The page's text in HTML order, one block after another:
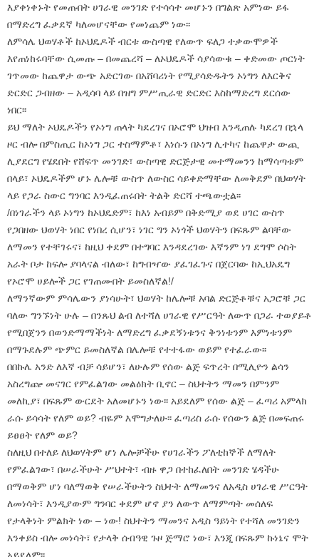
እያቀነቀኑት የመጡበት ሀገራዊ መንገድ የተሳሳተ መሆኑን በግልጽ አምነው ይፋ
በማድረግ ፈቃደኛ ካለመሆናቸው የመነጨም ነው፡፡
ለምሳሌ ህወሃቶች ከኦህዴዶች ብርቱ ውስጣዊ የለውጥ ፍለጋ ተቃውሞዎች
እየጠነከሩባቸው ሲመጡ – በመጨረሻ – ለኦህዴዶች ሳያሳውቁ – ቀድመው ጦርነት
ገጥመው ከጨዋታ ውጭ አድርገው በአሸባሪነት የሚያሳድዱትን ኦነግን ለእርቅና
ድርድር ጋብዘው – አዲሳባ ላይ በዝግ ምሥጢራዊ ድርድር እስከማድረግ ደርሰው
ነበር፡፡
ይህ ማለት ኦህዴዶችን የኦነግ ጠላት ካደረገና በኦሮሞ ህዝብ እንዲጠሉ ካደረገ በኋላ
ዞር ብሎ በምስጢር ከኦነግ ጋር ተስማምቶ፣ እነሱን በኦነግ ሊተካና ከጨዋታ ውጪ
ሊያደርግ የሄደበት የሸፍጥ መንገድ፣ ውስጣዊ ድርጅታዊ መተማመንን ከማሳጣቱም
በላይ፣ ኦህዴዶችም ሆኑ ሌሎቹ ውስጥ ለውስር ሳይቀድማቸው ለመቅደም በህወሃት
ላይ የጋራ ስውር ግንባር እንዲፈጠሩበት ትልቅ ድርሻ ተጫውቷል፡፡
/በነገራችን ላይ ኦነግን ከኦህዴድም፣ ከእነ አብይም በቅድሚያ ወደ ሀገር ውስጥ
የጋበዘው ህወሃት ነበር የነበረ ሲሆን፣ ነገር ግን ኦነጎች ህወሃትን በፍጹም ልባቸው
ለማመን የተቸገሩና፣ ከዚህ ቀደም በተግባር እንዳደረገው እኛንም ነገ ደግሞ ሶስት
አራት ቦታ ከፍሎ ያባላናል ብለው፣ ከግብዣው ያፈገፈጉና በጀርባው ከኢህአዴግ
የኦሮሞ ሀይሎች ጋር የገጠሙበት ይመስለኛል!/
ለማንኛውም ምሳሌውን ያነሳሁት፣ ህወሃት ከሌሎቹ አባል ድርጅቶቹና አጋሮቹ ጋር
ባለው ግንኙነት ሁሉ – በንጹህ ልብ ለተሻለ ሀገራዊ የሥርዓት ለውጥ በጋራ ተወያይቶ
የሚበጀንን በወንድማማችነት ለማድረግ ፈቃደኝነቱንና ቅንነቱንም እምነቱንም
በማጉደሉም ጭምር ይመስለኛል በሌሎቹ የተተፋው ወይም የተፈራው፡፡
በበኩሌ አንድ ለእኛ ብቻ ሳይሆን፣ ለሁሉም የሰው ልጅ ፍጥረት በሚሊዮን ልሳን
አስረግጬ መናገር የምፈልገው መልዕክት ቢኖር – ስህተትን ማመን በምንም
መለኪያ፣ በፍጹም ውርደት አለመሆኑን ነው፡፡ አይደለም የሰው ልጅ – ፈጣሪ አምላክ
ራሱ ይሳሳት የለም ወይ? ብዬም እሞግታለሁ፡፡ ፈጣሪስ ራሱ የሰውን ልጅ በመፍጠሩ
ይፀፀት የለም ወይ?
ስለዚህ በተለይ ለህወሃትም ሆነ ሌሎቻችሁ የሀገራችን ፖለቲከኞች ለማለት
የምፈልገው፣ በሠራችሁት ሥህተት፣ ብዙ ዋጋ በተከፈለበት መንገድ ሄዳችሁ
በማወቅም ሆነ ባለማወቅ የሠራችሁትን ስህተት ለማመንና ለአዲስ ሀገራዊ ሥርዓት
ለመነሳት፣ እንዲያውም ግንባር ቀደም ሆኖ ያን ለውጥ ለማምጣት መሰለፍ
የታላቅነት ምልክት ነው – ነው! ስህተትን ማመንና አዲስ ዓይነት የተሻለ መንገድን
እንቀይስ ብሎ መነሳት፣ የታላቅ ሰብዓዊ ጉዞ ጅማሮ ነው፣ እንጂ በፍጹም ኩነኔና ሞት
አይደለም፡፡